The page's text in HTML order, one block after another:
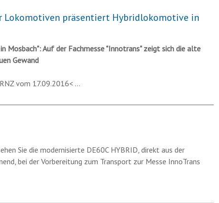
Lokomotiven präsentiert Hybridlokomotive in
Mosbach": Auf der Fachmesse "Innotrans" zeigt sich die alte
Gewand
vom 17.09.2016< …
Sie die modernisierte DE60C HYBRID, direkt aus der
bei der Vorbereitung zum Transport zur Messe InnoTrans